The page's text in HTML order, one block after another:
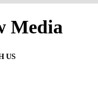
Media
US